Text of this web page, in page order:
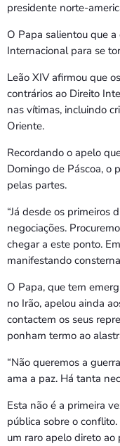
presidente norte-
O Papa salientou que
Internacional para se
Leão XIV afirmou que
contrários ao Direito
nas vítimas, incluindo
Oriente.
Recordando o apelo
Domingo de Páscoa, o
pelas partes.
“Já desde os primeiros
negociações.
chegar a este ponto.
manifestando
O Papa, que tem
no Irão, apelou ainda
contactem os seus
ponham termo ao
“Não queremos a
ama a paz. Há tanta
Esta não é a primeira
pública sobre o
um raro apelo direto